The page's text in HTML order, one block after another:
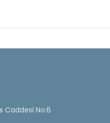
Caddesi No:6